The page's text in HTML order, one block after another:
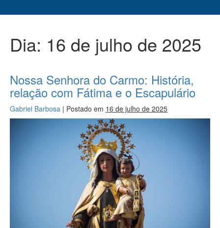
Dia: 16 de julho de 2025
Nossa Senhora do Carmo: História,
relação com Fátima e o Escapulário
Gabriel Barbosa | Postado em 16 de julho de 2025